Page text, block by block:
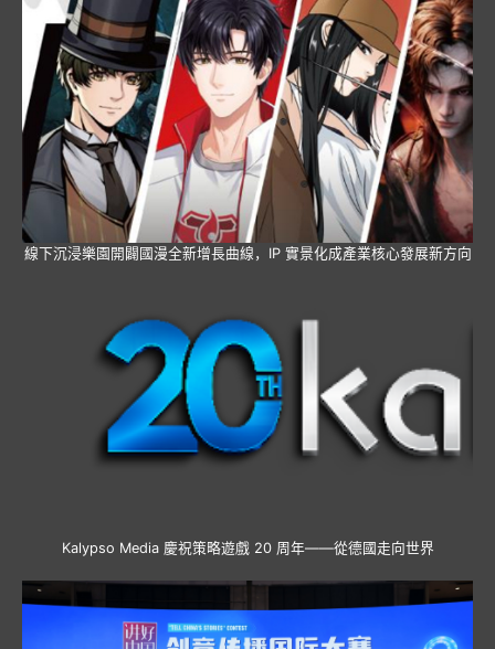
線下沉浸樂園開闢國漫全新增長曲線，IP 實景化成產業核心發展新方向
Kalypso Media 慶祝策略遊戲 20 周年——從德國走向世界